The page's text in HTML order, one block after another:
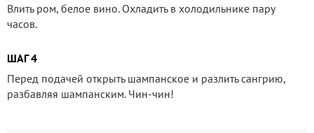
Влить ром, белое вино. Охладить в холодильнике пару
часов.
ШАГ 4
Перед подачей открыть шампанское и разлить сангрию,
разбавляя шампанским. Чин-чин!